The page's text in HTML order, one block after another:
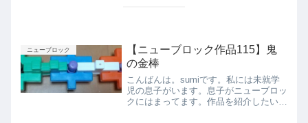
ニューブロック
【ニューブロック作品115】鬼
の金棒
こんばんは。sumiです。私には未就学
児の息子がいます。息子がニューブロッ
クにはまってます。作品を紹介したいと